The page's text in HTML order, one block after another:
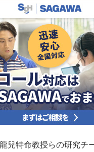
兒特命教授らの研究チ